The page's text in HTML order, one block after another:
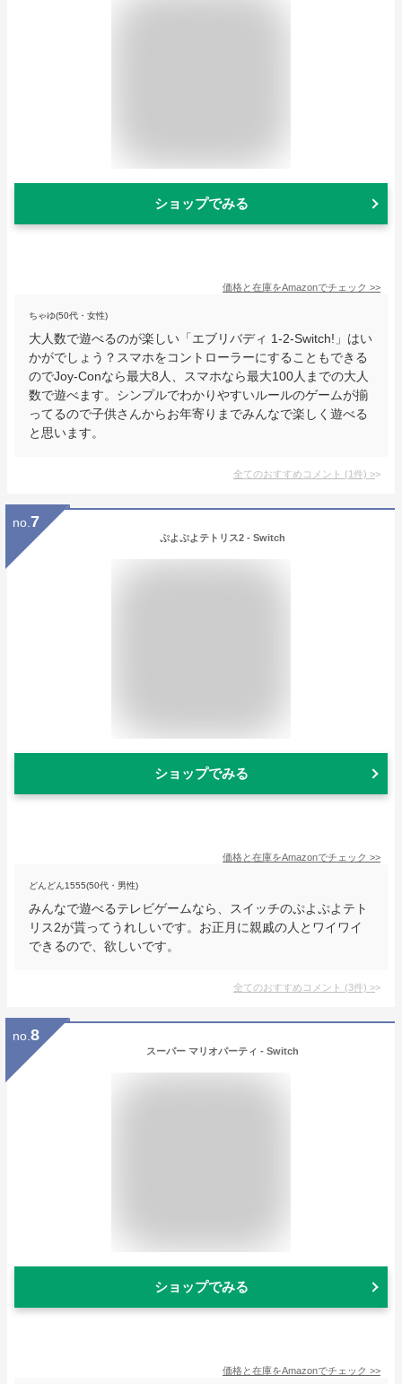
ショップでみる
価格と在庫をAmazonでチェック >>
ちゃゆ(50代・女性)
大人数で遊べるのが楽しい「エブリバディ 1-2-Switch!」はい
かがでしょう？スマホをコントローラーにすることもできる
のでJoy-Conなら最大8人、スマホなら最大100人までの大人
数で遊べます。シンプルでわかりやすいルールのゲームが揃
ってるので子供さんからお年寄りまでみんなで楽しく遊べる
と思います。
全てのおすすめコメント (1件) >
no. 7
ぷよぷよテトリス2 - Switch
ショップでみる
価格と在庫をAmazonでチェック >>
どんどん1555(50代・男性)
みんなで遊べるテレビゲームなら、スイッチのぷよぷよテト
リス2が貰ってうれしいです。お正月に親戚の人とワイワイ
できるので、欲しいです。
全てのおすすめコメント (3件) >
no. 8
スーパー マリオパーティ - Switch
ショップでみる
価格と在庫をAmazonでチェック >>